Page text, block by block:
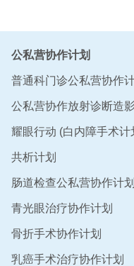
公私营协作计划
普通科门诊公私营协作
公私营协作放射诊断造
耀眼行动 (白内障手术计
共析计划
肠道检查公私营协作计
青光眼治疗协作计划
骨折手术协作计划
乳癌手术治疗协作计划